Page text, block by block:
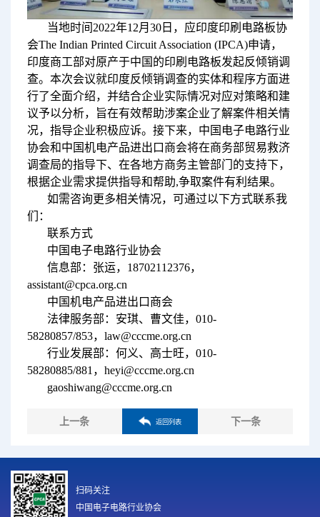
当地时间2022年12月30日，应印度印刷电路板协
会The Indian Printed Circuit Association (IPCA)申请，
印度商工部对原产于中国的印刷电路板发起反倾销调
查。本次会议就印度反倾销调查的实体和程序方面进
行了全面介绍，并结合企业实际情况对应对策略和建
议予以分析，旨在有效帮助涉案企业了解案件相关情
况，指导企业积极应诉。接下来，中国电子电路行业
协会和中国机电产品进出口商会将在商务部贸易救济
调查局的指导下、在各地方商务主管部门的支持下，
根据企业需求提供指导和帮助,争取案件有利结果。
如需咨询更多相关情况，可通过以下方式联系我
们：
联系方式
中国电子电路行业协会
信息部：张运，18702112376，
assistant@cpca.org.cn
中国机电产品进出口商会
法律服务部：安琪、曹文佳，010-
58280857/853，law@cccme.org.cn
行业发展部：何义、高士旺，010-
58280885/881，heyi@cccme.org.cn
gaoshiwang@cccme.org.cn
上一条 返回列表 下一条
扫码关注
中国电子电路行业协会